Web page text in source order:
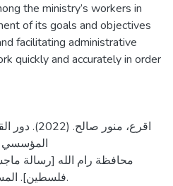
the ministry’s workers in
of its goals and objectives
facilitating administrative
quickly and accurately in order
اقرع، منور
المؤسسي
محافظة رام الله [رسالة
فلسطين].